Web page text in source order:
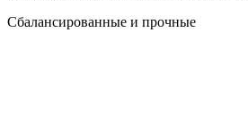
Сбалансированные и прочные